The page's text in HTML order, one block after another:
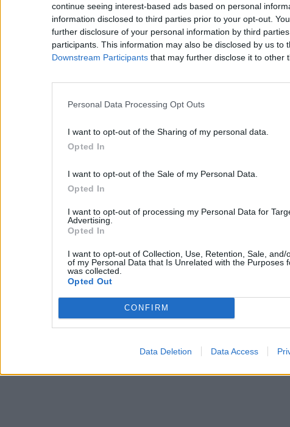
continue seeing interest-based ads based on personal
information disclosed to third parties prior to your opt-out.
further disclosure of your personal information by third
participants. This information may also be disclosed by us to
Downstream Participants that may further disclose it to other
Personal Data Processing Opt Outs
I want to opt-out of the Sharing of my personal data.
Opted In
I want to opt-out of the Sale of my Personal Data.
Opted In
I want to opt-out of processing my Personal Data for
Advertising.
Opted In
I want to opt-out of Collection, Use, Retention, Sale, and/
of my Personal Data that Is Unrelated with the Purposes
was collected.
Opted Out
CONFIRM
Data Deletion Data Access
frissülő cikkeinket pedig itt nézhetitek meg.
Tetszett a cikk? Kövess minket a Facebookon is, és nem